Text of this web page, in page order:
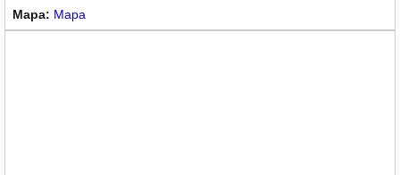
Mapa